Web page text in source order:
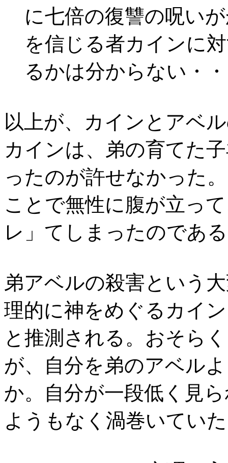
に七倍の復讐の呪い
を信じる者カインに
るかは分からない・
以上が、カインとアベ
カインは、弟の育てた
ったのが許せなかった
ことで無性に腹が立っ
レ」てしまったのであ
弟アベルの殺害という
理的に神をめぐるカイ
と推測される。おそら
が、自分を弟のアベル
か。自分が一段低く見
ようもなく渦巻いてい